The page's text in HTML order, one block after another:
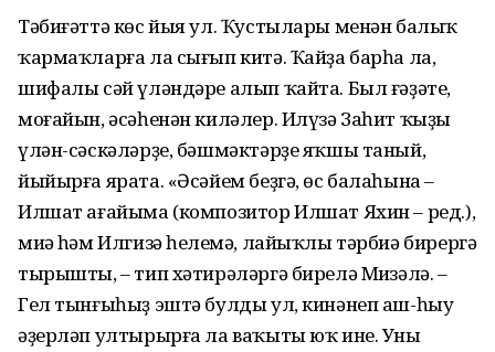
Тәбиғәттә көс йыя ул. Ҡустылары менән балыҡ
ҡармаҡларға ла сығып китә. Ҡайҙа барһа ла,
шифалы сәй үләндәре алып ҡайта. Был ғәҙәте,
моғайын, әсәһенән киләлер. Илүзә Заһит ҡыҙы
үлән-сәскәләрҙе, бәшмәк­тәрҙе яҡшы таный,
йыйырға ярата. «Әсәйем беҙгә, өс балаһына –
Илшат ағайыма (композитор Илшат Яхин – ред.),
миңә һәм Илгизә һеңлемә, лайыҡлы тәрбиә бирергә
тырышты, – тип хәтирәләргә бирелә Миңзәлә. –
Гел тынғыһыҙ эштә булды ул, кинәнеп аш-һыу
әҙерләп ултырырға ла ваҡыты юҡ ине. Уның